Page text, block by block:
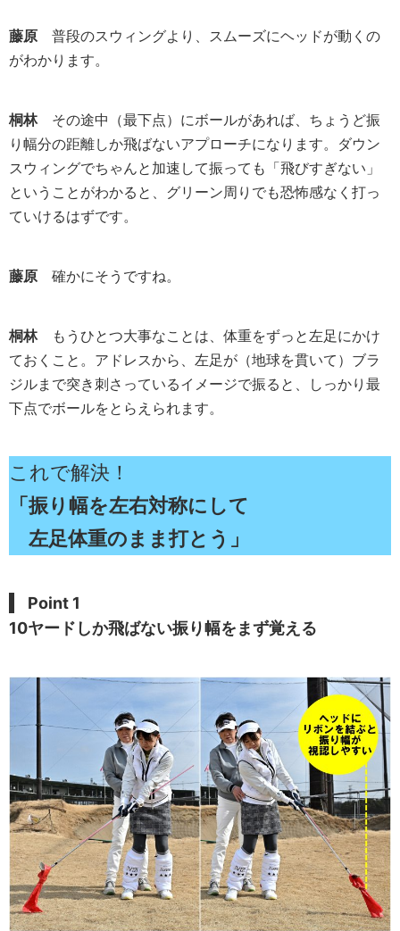
藤原 普段のスウィングより、スムーズにヘッドが動くの
がわかります。
桐林その途中（最下点）にボールがあれば、ちょうど振
り幅分の距離しか飛ばないアプローチになります。ダウン
スウィングでちゃんと加速して振っても「飛びすぎない」
ということがわかると、グリーン周りでも恐怖感なく打っ
ていけるはずです。
藤原 確かにそうですね。
桐林もうひとつ大事なことは、体重をずっと左足にかけ
ておくこと。アドレスから、左足が（地球を貫いて）ブラ
ジルまで突き刺さっているイメージで振ると、しっかり最
下点でボールをとらえられます。
これで解決！
「振り幅を左右対称にして
左足体重のまま打とう」
Point 1
10ヤードしか飛ばない振り幅をまず覚える